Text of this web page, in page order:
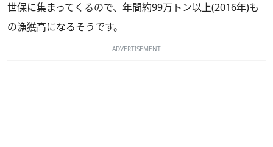
世保に集まってくるので、年間約99万トン以上(2016年)も
の漁獲高になるそうです。
ADVERTISEMENT